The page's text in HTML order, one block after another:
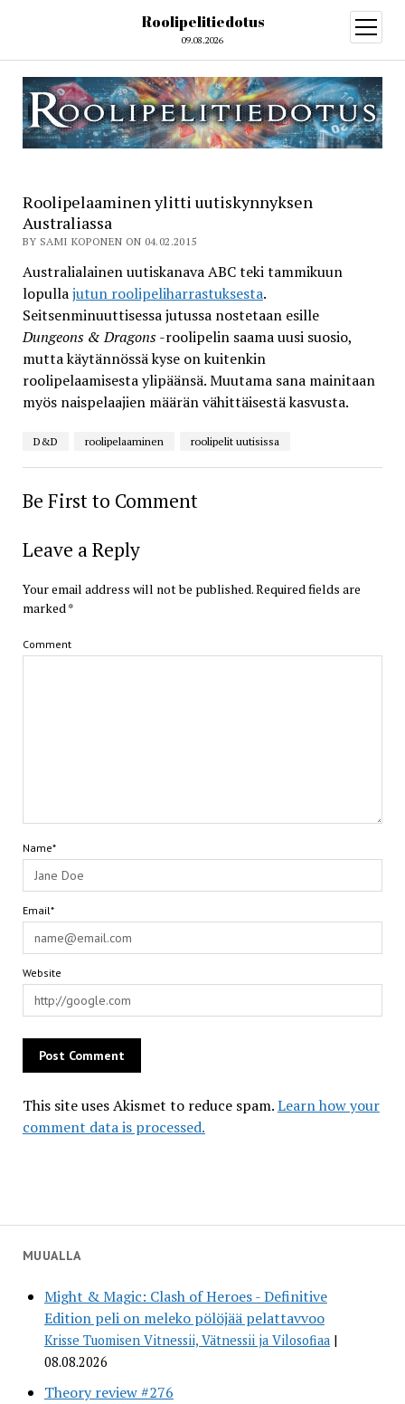
Roolipelitiedotus
09.08.2026
open
menu
MUUALLA
Might & Magic: Clash of Heroes - Definitive
Edition peli on meleko pölöjää pelattavvoo
Krisse Tuomisen Vitnessii, Vätnessii ja Vilosofiaa
08.08.2026
Theory review #276
Roolipelaaminen ylitti uutiskynnyksen
Australiassa
BY SAMI KOPONEN ON 04.02.2015
Australialainen uutiskanava ABC teki tammikuun
lopullajutun roolipeliharrastuksesta.
Seitsenminuuttisessa jutussa nostetaan esille
Dungeons & Dragons-roolipelin saama uusi suosio,
mutta käytännössä kyse on kuitenkin
roolipelaamisesta ylipäänsä. Muutama sana mainitaan
myös naispelaajien määrän vähittäisestä kasvusta.
D&D roolipelaaminen roolipelit uutisissa
Be First to Comment
Leave a Reply
Your email address will not be published.Required fields are
marked*
Comment
Name*
Email*
Website
This site uses Akismet to reduce spam.Learn how your
comment data is processed.